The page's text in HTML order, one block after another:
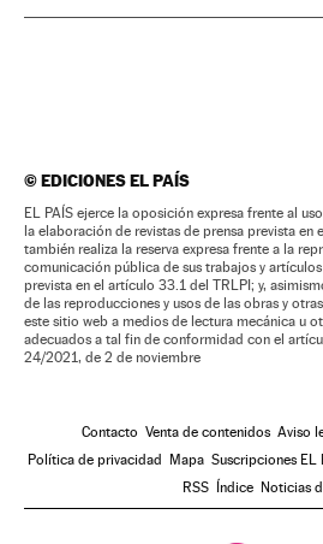
©EDICIONES EL PAÍS
EL PAÍS ejerce la oposición expresa frente al
la elaboración de revistas de prensa prevista en
también realiza la reserva expresa frente a la
comunicación pública de sus trabajos y
prevista en el artículo 33.1 del TRLPI; y,
de las reproducciones y usos de las obras y
este sitio web a medios de lectura mecánica u
adecuados a tal fin de conformidad con el
24/2021, de 2 de noviembre
Contacto Venta de contenidos Aviso
Política de privacidad Mapa Suscripciones EL
RSS Índice Noticias